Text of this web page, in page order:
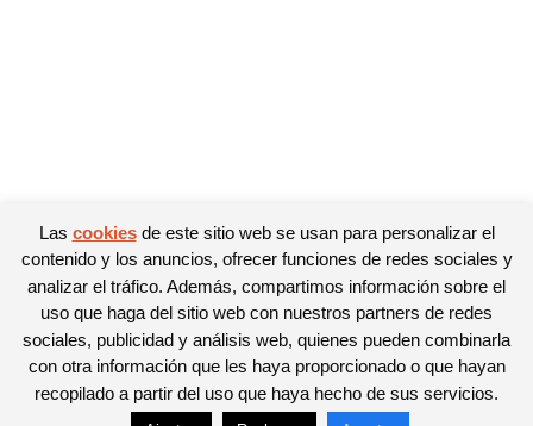
Las cookiesde este sitio web se usan para personalizar el
contenido y los anuncios, ofrecer funciones de redes sociales y
analizar el tráfico. Además, compartimos información sobre el
uso que haga del sitio web con nuestros partners de redes
sociales, publicidad y análisis web, quienes pueden combinarla
con otra información que les haya proporcionado o que hayan
recopilado a partir del uso que haya hecho de sus servicios.